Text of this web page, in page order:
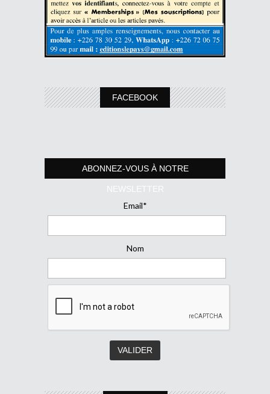
FACEBOOK
ABONNEZ-VOUS À NOTRE
NEWSLETTER
Email*
Nom